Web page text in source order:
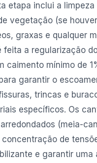
etapa inclui a limpeza
vegetação (se
graxas e qualquer
feita a regularização
caimento mínimo de
garantir o
trincas e
específicos. Os
(meia-
concentração de
e garantir uma